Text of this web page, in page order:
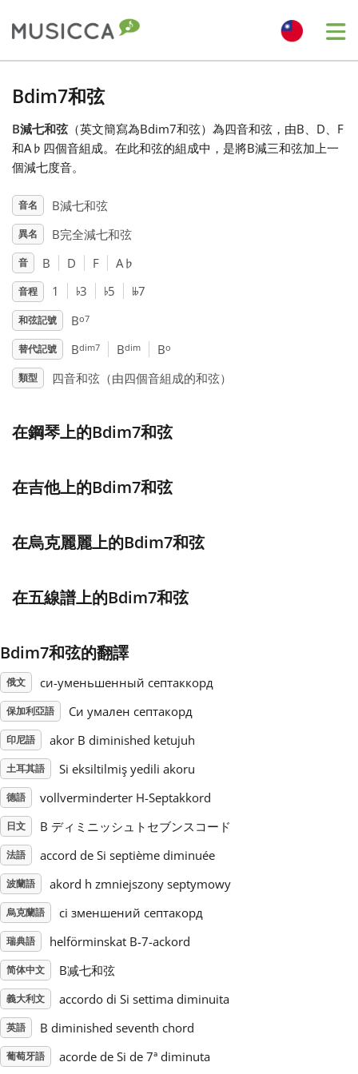
Български
Deutsch
English
Español
한국어
हिन्दी
Italiano
日本語
Polski
Русский
Svenska
Tiếng Việt
简体中文
繁體中文
Bdim7和弦
B減七和弦 （英文簡寫為Bdim7和弦）為四音和弦，由B、D、F
和A♭ 四個音組成。在此和弦的組成中，是將B減三和弦加上一
個減七度音。
音名 B減七和弦
異名 B完全減七和弦
音 B D F A♭
音程 1 ♭3 ♭5 𝄫7
和弦記號 Bo7
替代記號 Bdim7 Bdim Bo
類型 四音和弦（由四個音組成的和弦）
在鋼琴上的Bdim7和弦
在吉他上的Bdim7和弦
在烏克麗麗上的Bdim7和弦
在五線譜上的Bdim7和弦
Bdim7和弦的翻譯
俄文 си-уменьшенный септаккорд
保加利亞語 Си умален септакорд
印尼語 akor B diminished ketujuh
土耳其語 Si eksiltilmiş yedili akoru
德語 vollverminderter H-Septakkord
日文 B ディミニッシュトセブンスコード
法語 accord de Si septième diminuée
波蘭語 akord h zmniejszony septymowy
烏克蘭語 сі зменшений септакорд
瑞典語 helförminskat B-7-ackord
简体中文 B减七和弦
義大利文 accordo di Si settima diminuita
英語 B diminished seventh chord
葡萄牙語 acorde de Si de 7ª diminuta